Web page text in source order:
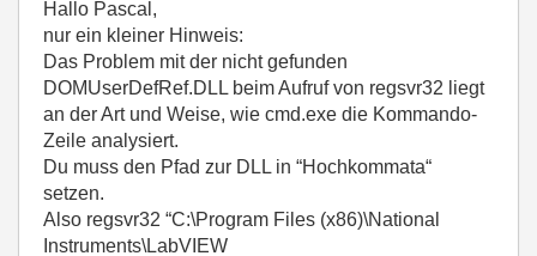
Hallo Pascal,
nur ein kleiner Hinweis:
Das Problem mit der nicht gefunden
DOMUserDefRef.DLL beim Aufruf von regsvr32 liegt
an der Art und Weise, wie cmd.exe die Kommando-
Zeile analysiert.
Du muss den Pfad zur DLL in “Hochkommata“
setzen.
Also regsvr32 “C:\Program Files (x86)\National
Instruments\LabVIEW